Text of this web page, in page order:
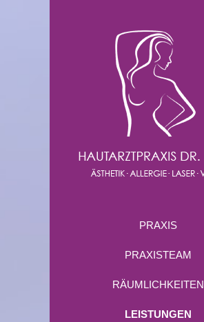
PRAXIS
PRAXISTEAM
RÄUMLICHKEITEN
LEISTUNGEN